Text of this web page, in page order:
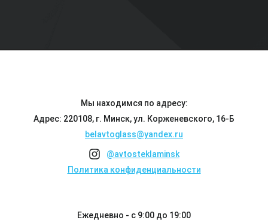
Мы находимся по адресу:
Адрес: 220108, г. Минск, ул. Корженевского, 16-Б
belavtoglass@yandex.ru
@avtosteklaminsk
Политика конфиденциальности
Ежедневно - с 9:00 до 19:00